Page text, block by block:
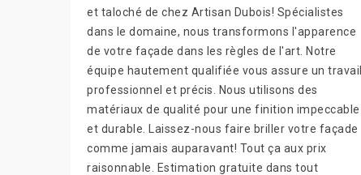
et taloché de chez Artisan Dubois! Spécialistes
dans le domaine, nous transformons l'apparence
de votre façade dans les règles de l'art. Notre
équipe hautement qualifiée vous assure un travail
professionnel et précis. Nous utilisons des
matériaux de qualité pour une finition impeccable
et durable. Laissez-nous faire briller votre façade
comme jamais auparavant! Tout ça aux prix
raisonnable. Estimation gratuite dans tout